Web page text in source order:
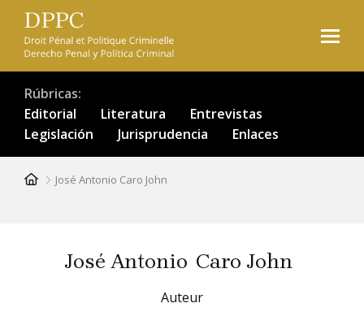
Pasar
contenido
principal
Rúbricas
Editorial
Literatura
Entrevistas
Legislación
Jurisprudencia Enlaces
Ruta
de
José Antonio Caro John
José Antonio Caro John
Auteur